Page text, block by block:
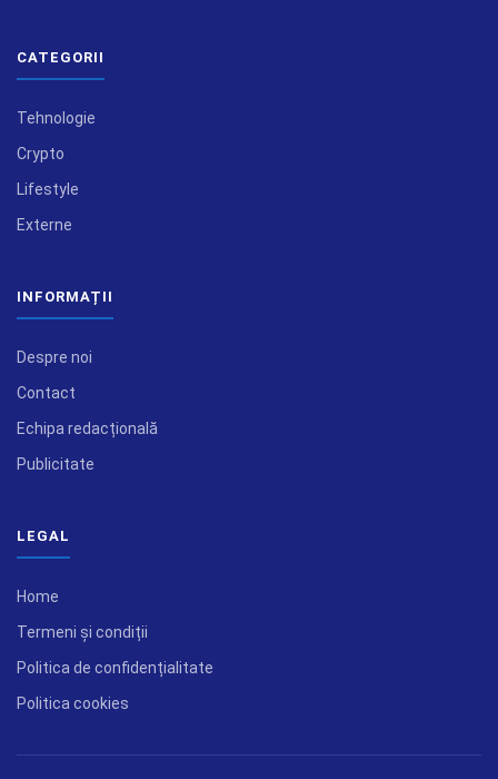
CATEGORII
Tehnologie
Crypto
Lifestyle
Externe
INFORMAȚII
Despre noi
Contact
Echipa redacțională
Publicitate
LEGAL
Home
Termeni și condiții
Politica de confidențialitate
Politica cookies